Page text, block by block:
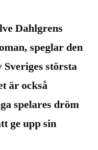
Dahlgrens
speglar den
Sveriges största
är också
spelares dröm
ge upp sin